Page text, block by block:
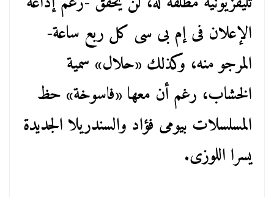
الإعلان فى إم بى سى كل ربع ساعة-
المرجو منه، وكذلك «حلال» سمية
الخشاب، رغم أن معها «فاسوخة» حظ
المسلسلات بيومى فؤاد والسندريلا الجديدة
يسرا اللوزى.